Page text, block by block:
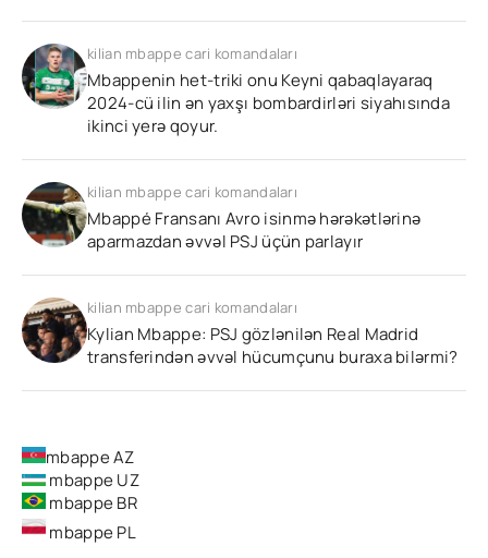
kilian mbappe cari komandaları
Mbappenin het-triki onu Keyni qabaqlayaraq
2024-cü ilin ən yaxşı bombardirləri siyahısında
ikinci yerə qoyur.
kilian mbappe cari komandaları
Mbappé Fransanı Avro isinmə hərəkətlərinə
aparmazdan əvvəl PSJ üçün parlayır
kilian mbappe cari komandaları
Kylian Mbappe: PSJ gözlənilən Real Madrid
transferindən əvvəl hücumçunu buraxa bilərmi?
mbappe AZ
mbappe UZ
mbappe BR
mbappe PL